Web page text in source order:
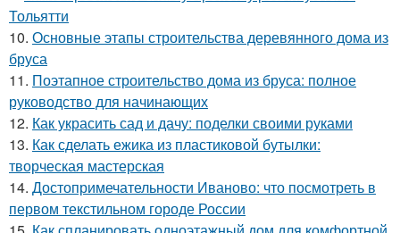
Тольятти
10. Основные этапы строительства деревянного дома из
бруса
11. Поэтапное строительство дома из бруса: полное
руководство для начинающих
12. Как украсить сад и дачу: поделки своими руками
13. Как сделать ежика из пластиковой бутылки:
творческая мастерская
14. Достопримечательности Иваново: что посмотреть в
первом текстильном городе России